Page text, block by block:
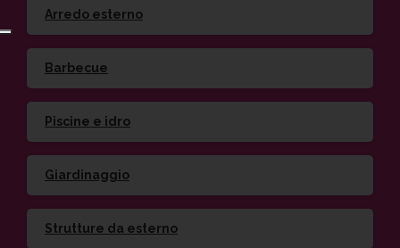
Arredo esterno
Barbecue
Piscine e idro
Giardinaggio
Strutture da esterno